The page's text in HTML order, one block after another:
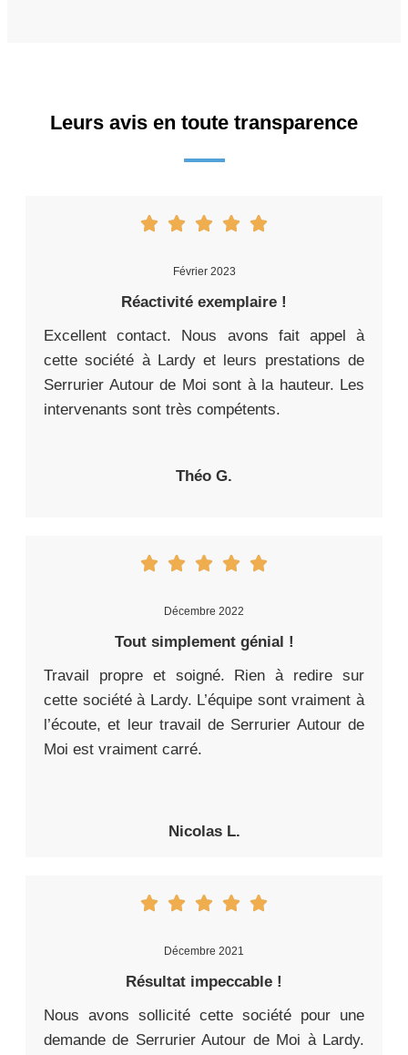
Leurs avis en toute transparence
Février 2023
Réactivité exemplaire !
Excellent contact. Nous avons fait appel à
cette société à Lardy et leurs prestations de
Serrurier Autour de Moi sont à la hauteur. Les
intervenants sont très compétents.
Théo G.
Décembre 2022
Tout simplement génial !
Travail propre et soigné. Rien à redire sur
cette société à Lardy. L’équipe sont vraiment à
l’écoute, et leur travail de Serrurier Autour de
Moi est vraiment carré.
Nicolas L.
Décembre 2021
Résultat impeccable !
Nous avons sollicité cette société pour une
demande de Serrurier Autour de Moi à Lardy.